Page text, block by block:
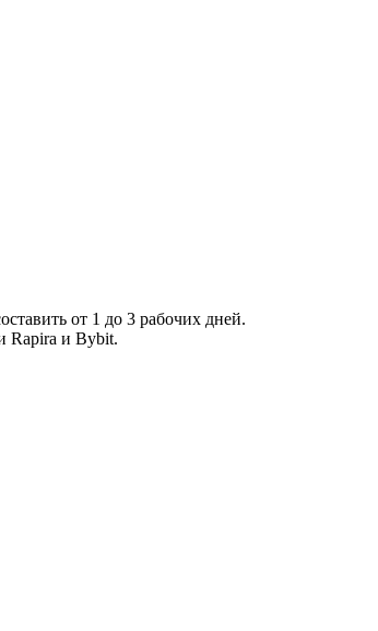
от 1 до 3 рабочих дней.
Rapira и Bybit.